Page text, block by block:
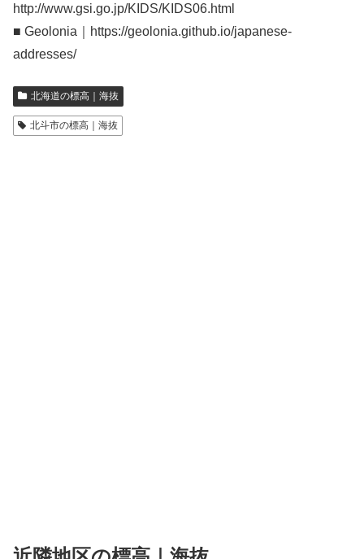
http://www.gsi.go.jp/KIDS/KIDS06.html
■ Geolonia｜https://geolonia.github.io/japanese-
addresses/
北海道の標高｜海抜
北斗市の標高｜海抜